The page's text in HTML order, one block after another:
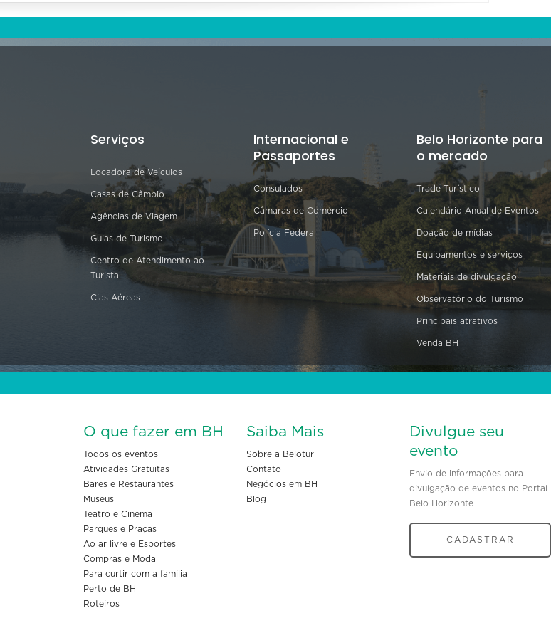
Serviços
Locadora de Veículos
Casas de Câmbio
Agências de Viagem
Guias de Turismo
Centro de Atendimento ao
Turista
Cias Aéreas
Internacional e
Passaportes
Consulados
Câmaras de Comércio
Polícia Federal
Belo Horizonte para
o mercado
Trade Turístico
Calendário Anual de Eventos
Doação de mídias
Equipamentos e serviços
Materiais de divulgação
Observatório do Turismo
Principais atrativos
Venda BH
O que fazer em BH
Todos os eventos
Atividades Gratuitas
Bares e Restaurantes
Museus
Teatro e Cinema
Parques e Praças
Ao ar livre e Esportes
Compras e Moda
Para curtir com a familia
Perto de BH
Roteiros
Saiba Mais
Sobre a Belotur
Contato
Negócios em BH
Blog
Divulgue seu
evento
Envio de informações para
divulgação de eventos no Portal
Belo Horizonte
CADASTRAR